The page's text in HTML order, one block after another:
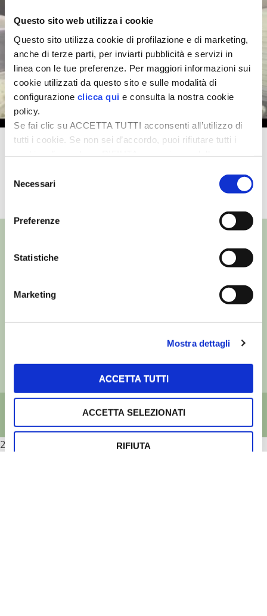
Questo sito web utilizza i cookie
Questo sito utilizza cookie di profilazione e di marketing,
anche di terze parti, per inviarti pubblicità e servizi in
linea con le tue preferenze. Per maggiori informazioni sui
cookie utilizzati da questo sito e sulle modalità di
configurazione clicca qui e consulta la nostra cookie
policy.
Se fai clic su ACCETTA TUTTI acconsenti all’utilizzo di
tutti i cookie. Se non sei d’accordo, puoi rifiutare tutti i
desideri accettare e cliccando ACCETTA SELEZIONATI.
delNecessari
Preferenze
Statistiche
Marketing
Mostra dettagli
ACCETTA TUTTI
ACCETTA SELEZIONATI
RIFIUTA
I PARTNER DI VITA IN CAMPAGNA
RASIKAL
BIOGENTS
La produzione del formaggio
TUTTI I VIDEO
Partita iva: 00230010233
Capitale sociale: Euro 510.000,00 i.v.
2026